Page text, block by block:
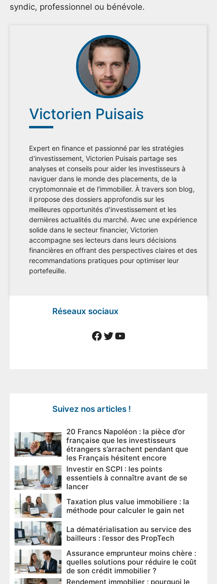
syndic, professionnel ou bénévole.
Victorien Puisais
Expert en finance et passionné par les stratégies
d'investissement, Victorien Puisais partage ses
analyses et conseils pour aider les investisseurs à
naviguer dans le monde des placements, de la
cryptomonnaie et de l'immobilier. À travers son blog,
il propose des dossiers approfondis sur les
meilleures opportunités d'investissement et les
dernières actualités du marché. Avec une expérience
solide dans le secteur financier, Victorien
accompagne ses lecteurs dans leurs décisions
financières en offrant des perspectives claires et des
recommandations pratiques pour optimiser leur
portefeuille.
Réseaux sociaux
Facebook
Twitter
YouTube
Suivez nos articles !
20 Francs Napoléon : la pièce d’or
française que les investisseurs
étrangers s’arrachent pendant que
les Français hésitent encore
Investir en SCPI : les points
essentiels à connaître avant de se
lancer
Taxation plus value immobiliere : la
méthode pour calculer le gain net
La dématérialisation au service des
bailleurs : l’essor des PropTech
Assurance emprunteur moins chère :
quelles solutions pour réduire le coût
de son crédit immobilier ?
Rendement immobilier : pourquoi le